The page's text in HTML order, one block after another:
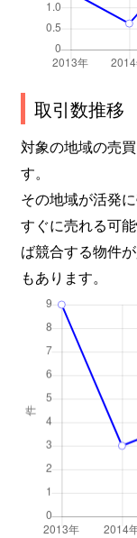
取引数推移
対象の地域の売
す。
その地域が活発
すぐに売れる可
ば競合する物件
もあります。